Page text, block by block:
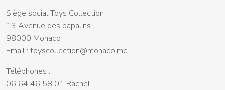
Siège social Toys Collection
13 Avenue des papalins
98000 Monaco
Email : toyscollection@monaco.mc
Téléphones :
06 64 46 58 01 Rachel